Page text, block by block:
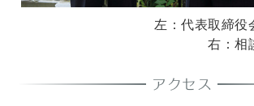
左：代表取締
右：相
アクセス